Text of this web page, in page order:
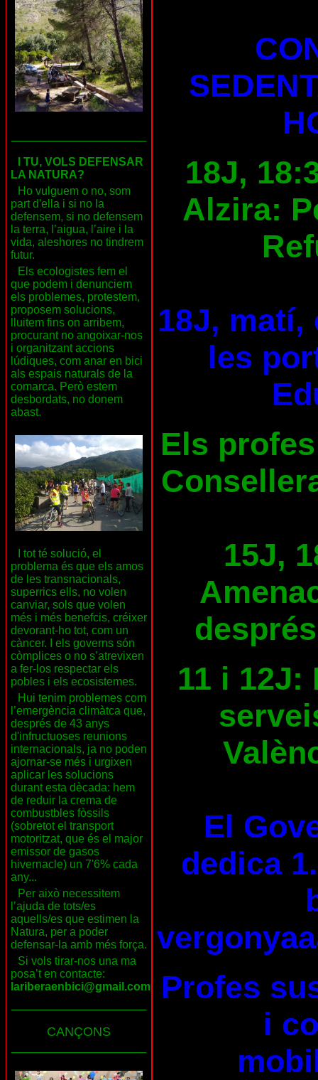
I TU, VOLS DEFENSAR
LA NATURA?
Ho vulguem o no, som
part d'ella i si no la
defensem, si no defensem
la terra, l’aigua, l’aire i la
vida, aleshores no tindrem
futur.
Els ecologistes fem el
que podem i denunciem
els problemes, protestem,
proposem solucions,
lluitem fins on arribem,
procurant no angoixar-nos
i organitzant accions
lúdiques, com anar en bici
als espais naturals de la
comarca. Però estem
desbordats, no donem
abast.
I tot té solució, el
problema és que els amos
de les transnacionals,
superrics ells, no volen
canviar, sols que volen
més i més benefcis, créixer
devorant-ho tot, com un
càncer. I els governs són
còmplices o no s’atrevixen
a fer-los respectar els
pobles i els ecosistemes.
Hui tenim problemes com
l’emergència climàtca que,
després de 43 anys
d'infructuoses reunions
internacionals, ja no poden
ajornar-se més i urgixen
aplicar les solucions
durant esta dècada: hem
de reduir la crema de
combustbles fòssils
(sobretot el transport
motoritzat, que és el major
emissor de gasos
hivernacle) un 7'6% cada
any...
Per això necessitem
l’ajuda de tots/es
aquells/es que estimen la
Natura, per a poder
defensar-la amb més força.
Si vols tirar-nos una ma
posa’t en contacte:
lariberaenbici@gmail.com
CANÇONS
18J,
Alzira:
18J, matí,
les
Els
15J,
11 i 12J:
El
dedica
Profes
i